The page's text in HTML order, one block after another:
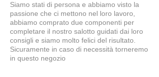
Siamo stati di persona e abbiamo visto la
passione che ci mettono nel loro lavoro,
abbiamo comprato due componenti per
completare il nostro salotto guidati dai loro
consigli e siamo molto felici del risultato.
Sicuramente in caso di necessità torneremo
in questo negozio